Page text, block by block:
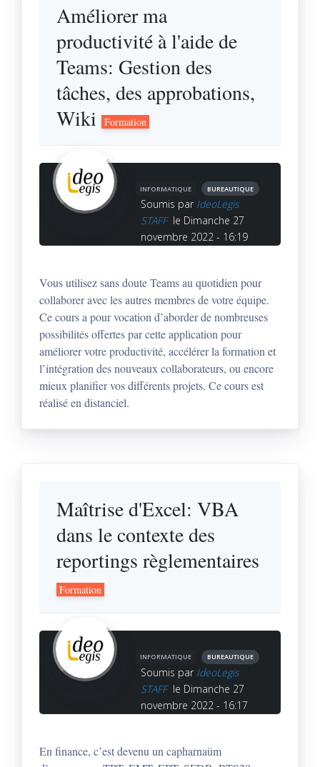
Améliorer ma
productivité à l'aide de
Teams: Gestion des
tâches, des approbations,
Wiki
Formation
INFORMATIQUE BUREAUTIQUE
Soumis par IdeoLegis
STAFF le Dimanche 27
novembre 2022 - 16:19
Vous utilisez sans doute Teams au quotidien pour
collaborer avec les autres membres de votre équipe.
Ce cours a pour vocation d’aborder de nombreuses
possibilités offertes par cette application pour
améliorer votre productivité, accélérer la formation et
l’intégration des nouveaux collaborateurs, ou encore
mieux planifier vos différents projets. Ce cours est
réalisé en distanciel.
Maîtrise d'Excel: VBA
dans le contexte des
reportings règlementaires
Formation
INFORMATIQUE BUREAUTIQUE
Soumis par IdeoLegis
STAFF le Dimanche 27
novembre 2022 - 16:17
En finance, c’est devenu un capharnaüm